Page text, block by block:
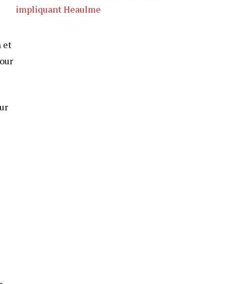
et
impliquant Heaulme